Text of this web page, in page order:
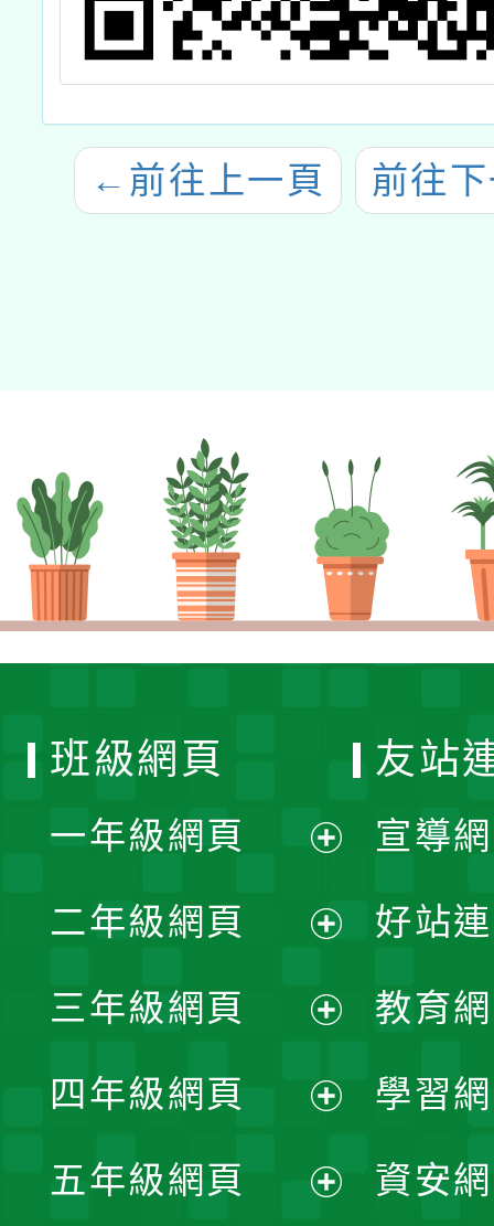
← 前往上一頁 前往
班級網頁
一年級網頁
開
選
單
二年級網頁
開
選
單
三年級網頁
開
選
四年級網頁
開
五年級網頁
友站
宣導
好站
教育
學習
資安